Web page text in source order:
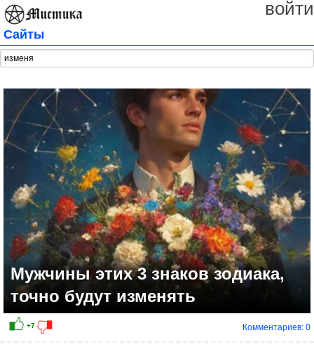
войти
Сайты
Мужчины этих 3 знаков зодиака,
точно будут изменять
Комментариев: 0